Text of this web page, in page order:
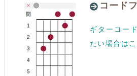
コード
ギターコー
たい場合は